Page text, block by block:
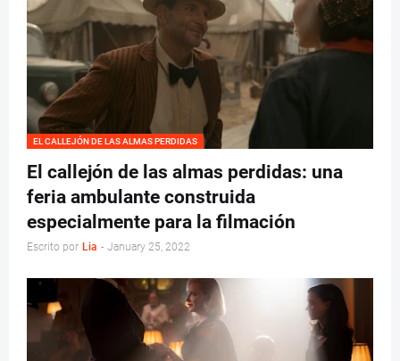
EL CALLEJÓN DE LAS ALMAS PERDIDAS
El callejón de las almas perdidas: una
feria ambulante construida
especialmente para la filmación
Escrito por Lia - January 25, 2022